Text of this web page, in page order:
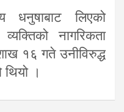
धनुषाबाट लिएको
नागरिकता
१६ गते उनीविरुद्ध
थियो ।